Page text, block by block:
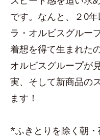
です。なんと、２0
ラ・オルビスグルー
着想を得て生まれた
オルビスグループが
実、そして新商品の
ます！
*ふきとりを除く朝